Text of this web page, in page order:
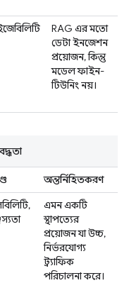
RAG এর মতো
ডেটা ইনজেশন
প্রয়োজন, কিন্তু
মডেল ফাইন-
টিউনিং নয়।
অন্তর্নিহিতকরণ
এমন একটি
স্থাপত্যের
প্রয়োজন যা উচ্চ,
নির্ভরযোগ্য
ট্র্যাফিক
পরিচালনা করে।